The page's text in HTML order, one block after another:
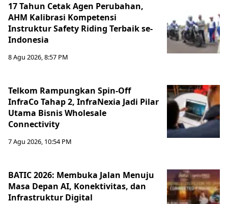
17 Tahun Cetak Agen Perubahan,
AHM Kalibrasi Kompetensi
Instruktur Safety Riding Terbaik se-
Indonesia
8 Agu 2026, 8:57 PM
Telkom Rampungkan Spin-Off
InfraCo Tahap 2, InfraNexia Jadi Pilar
Utama Bisnis Wholesale
Connectivity
7 Agu 2026, 10:54 PM
BATIC 2026: Membuka Jalan Menuju
Masa Depan AI, Konektivitas, dan
Infrastruktur Digital